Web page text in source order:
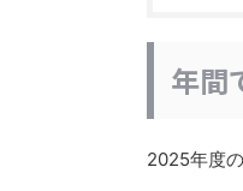
年間
2025年度